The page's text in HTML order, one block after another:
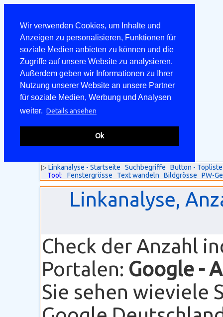
Wir verwenden Cookies, um Inhalte und
Anzeigen zu personalisieren, Funktionen für
soziale Medien anbieten zu können und die
Zugriffe auf unsere Website zu analysieren.
Außerdem geben wir Informationen zu Ihrer
Nutzung unserer Website an unsere Partner
für soziale Medien, Werbung und Analysen
weiter. Details ansehen
Ok
▷Linkanalyse - Startseite Suchbegriffe
Button - Topliste
Tool:
Fenstergrösse Text wandeln Bildgrösse PW-
Linkanalyse,
Check der Anzahl
Portalen: Google -
Sie sehen wieviele